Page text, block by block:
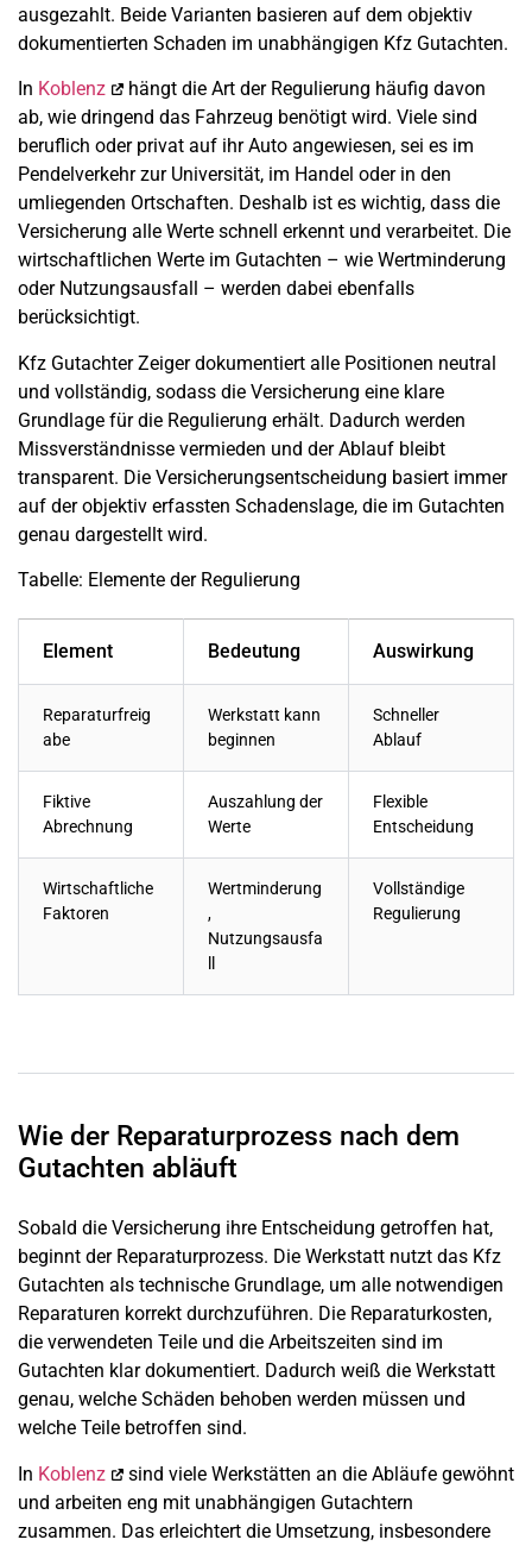
ausgezahlt. Beide Varianten basieren auf dem objektiv
dokumentierten Schaden im unabhängigen Kfz Gutachten.
In Koblenz
hängt die Art der Regulierung häufig davon
ab, wie dringend das Fahrzeug benötigt wird. Viele sind
beruflich oder privat auf ihr Auto angewiesen, sei es im
Pendelverkehr zur Universität, im Handel oder in den
umliegenden Ortschaften. Deshalb ist es wichtig, dass die
Versicherung alle Werte schnell erkennt und verarbeitet. Die
wirtschaftlichen Werte im Gutachten – wie Wertminderung
oder Nutzungsausfall – werden dabei ebenfalls
berücksichtigt.
Kfz Gutachter Zeiger dokumentiert alle Positionen neutral
und vollständig, sodass die Versicherung eine klare
Grundlage für die Regulierung erhält. Dadurch werden
Missverständnisse vermieden und der Ablauf bleibt
transparent. Die Versicherungsentscheidung basiert immer
auf der objektiv erfassten Schadenslage, die im Gutachten
genau dargestellt wird.
Tabelle: Elemente der Regulierung
Element Bedeutung Auswirkung
Reparaturfreig
abe
Werkstatt kann
beginnen
Schneller
Ablauf
Fiktive
Abrechnung
Auszahlung der
Werte
Flexible
Entscheidung
Wirtschaftliche
Faktoren
Wertminderung
,
Nutzungsausfa
Vollständige
Regulierung
Wie der Reparaturprozess nach dem
Gutachten abläuft
Sobald die Versicherung ihre Entscheidung getroffen hat,
beginnt der Reparaturprozess. Die Werkstatt nutzt das Kfz
Gutachten als technische Grundlage, um alle notwendigen
Reparaturen korrekt durchzuführen. Die Reparaturkosten,
die verwendeten Teile und die Arbeitszeiten sind im
Gutachten klar dokumentiert. Dadurch weiß die Werkstatt
genau, welche Schäden behoben werden müssen und
welche Teile betroffen sind.
In Koblenz
sind viele Werkstätten an die Abläufe gewöhnt
und arbeiten eng mit unabhängigen Gutachtern
zusammen. Das erleichtert die Umsetzung, insbesondere